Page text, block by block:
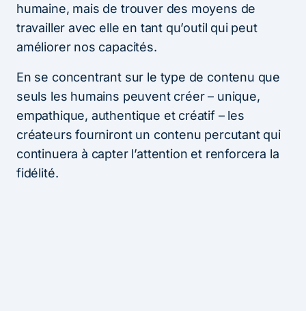
humaine, mais de trouver des moyens de
travailler avec elle en tant qu’outil qui peut
améliorer nos capacités.
En se concentrant sur le type de contenu que
seuls les humains peuvent créer – unique,
empathique, authentique et créatif – les
créateurs fourniront un contenu percutant qui
continuera à capter l’attention et renforcera la
fidélité.